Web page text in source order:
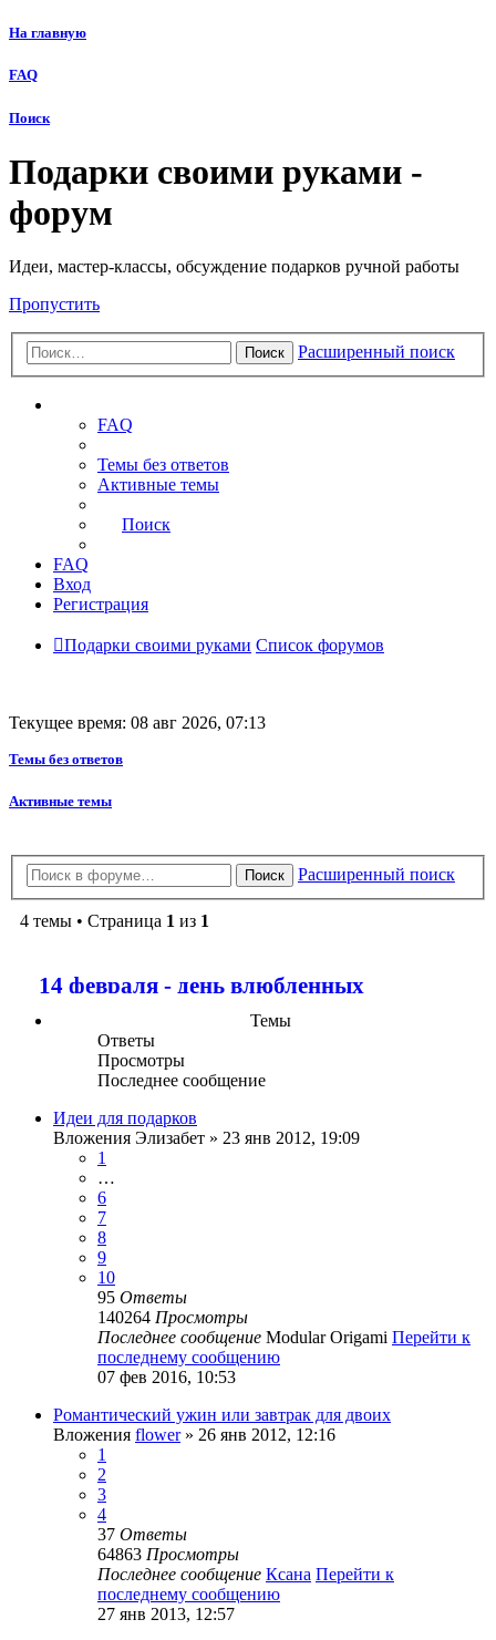
На главную
FAQ
Поиск
Подарки своими руками -
форум
Идеи, мастер-классы, обсуждение подарков ручной работы
Пропустить
Поиск Расширенный поиск
FAQ
Темы без ответов
Активные темы
Поиск
FAQ
Вход
Регистрация
Подарки своими руками Список форумов
Текущее время: 08 авг 2026, 07:13
Темы без ответов
Активные темы
Поиск Расширенный поиск
4 темы • Страница 1 из 1
14 февраля - день влюбленных
Темы
Ответы
Просмотры
Последнее сообщение
Идеи для подарков
Вложения Элизабет » 23 янв 2012, 19:09
1
…
6
7
8
9
10
95 Ответы
140264 Просмотры
Последнее сообщение Modular Origami Перейти к
последнему сообщению
07 фев 2016, 10:53
Романтический ужин или завтрак для двоих
Вложения flower» 26 янв 2012, 12:16
1
2
3
4
37 Ответы
64863 Просмотры
Последнее сообщение Ксана Перейти к
последнему сообщению
27 янв 2013, 12:57